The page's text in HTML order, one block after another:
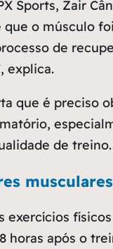
Sports, Zair
o músculo
de
, explica.
que é preciso
de
exercícios
horas após o